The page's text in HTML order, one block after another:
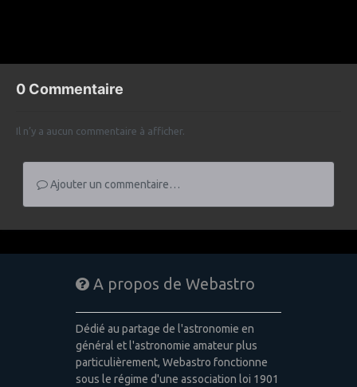
0 Commentaire
Il n’y a aucun commentaire à afficher.
Ajouter un commentaire…
A propos de Webastro
Dédié au partage de l'astronomie en
général et l'astronomie amateur plus
particulièrement, Webastro fonctionne
sous le régime d'une association loi 1901